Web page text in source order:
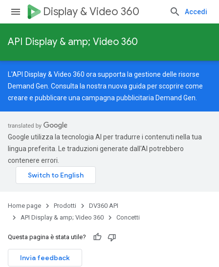
Display & Video 360 Accedi
API Display & amp; Video 360
L'API Display & Video 360 ora supporta la gestione delle risorse
Demand Gen. Consulta la nostra nuova guida per scoprire come
creare e pubblicare una campagna pubblicitaria Demand Gen.
Google utilizza la tecnologia AI per tradurre i contenuti nella tua
lingua preferita. Le traduzioni generate dall'AI potrebbero
contenere errori.
Home page Prodotti
DV360 API
API Display & amp; Video 360
Concetti
Questa pagina è stata utile?
Invia feedback